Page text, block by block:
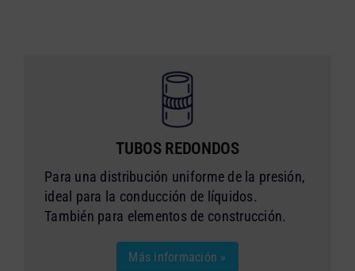
TUBOS REDONDOS
Para una distribución uniforme de la presión,
ideal para la conducción de líquidos.
También para elementos de construcción.
Más información »